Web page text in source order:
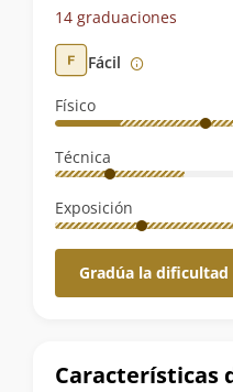
de
la
ruta
14 graduaciones
Fácil
Físico
Técnica
Exposición
Gradúa la dificultad
Características